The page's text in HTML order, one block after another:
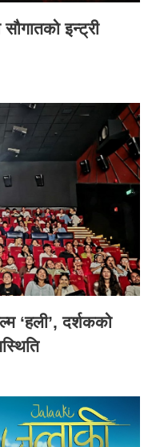
इन्ट्री
‘हली’, दर्शकको